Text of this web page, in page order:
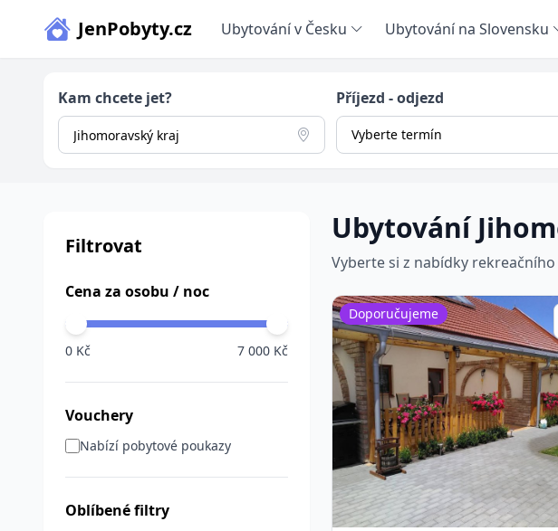
JenPobyty.cz Ubytování v Česku Ubytování na Slovensku
Kam chcete jet? Příjezd - odjezd
Vyberte termín
Filtrovat
Cena za osobu / noc
0 Kč 7 000 Kč
Vouchery
Nabízí pobytové poukazy
Oblíbené filtry
Ubytování
Vyberte si z nabídky
Doporučujeme